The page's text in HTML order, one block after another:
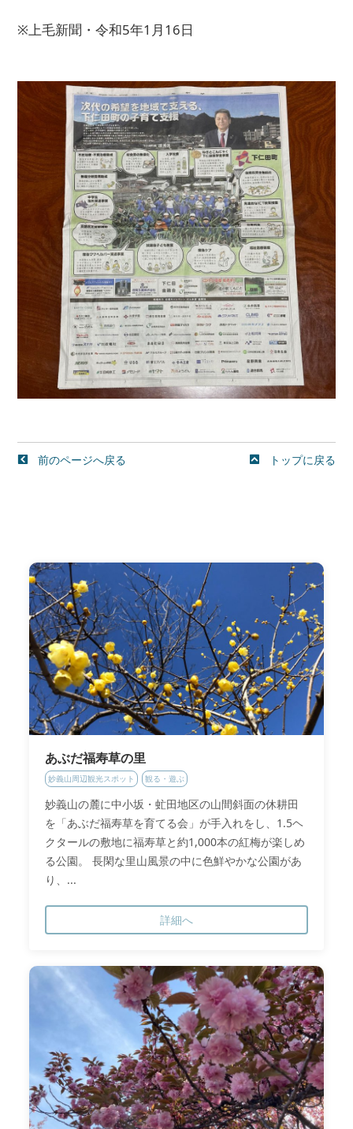
※上毛新聞・令和5年1月16日
前のページへ戻る トップに戻る
あぶだ福寿草の里
妙義山周辺観光スポット 観る・遊ぶ
妙義山の麓に中小坂・虻田地区の山間斜面の休耕田
を「あぶだ福寿草を育てる会」が手入れをし、1.5ヘ
クタールの敷地に福寿草と約1,000本の紅梅が楽しめ
る公園。 長閑な里山風景の中に色鮮やかな公園があ
り、...
詳細へ